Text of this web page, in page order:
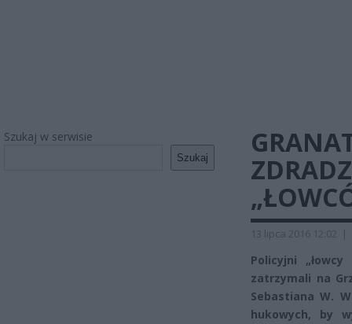
Szukaj w serwisie
Szukaj
13 lipca 2016 12:02 |
Policyjni
zatrzymali na
Sebastiana W.
hukowych, by